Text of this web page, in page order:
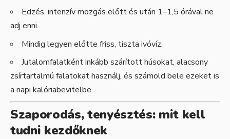
Edzés, intenzív mozgás előtt és után 1–1,5 órával ne
adj enni.
Mindig legyen előtte friss, tiszta ivóvíz.
Jutalomfalatként inkább szárított húsokat, alacsony
zsírtartalmú falatokat használj, és számold bele ezeket is
a napi kalóriabevitelbe.
Szaporodás, tenyésztés: mit kell
tudni kezdőknek